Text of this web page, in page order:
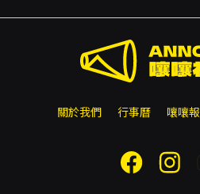
關於我們 行事曆 嚷嚷報